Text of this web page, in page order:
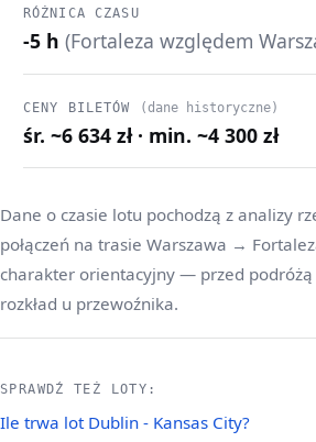
RÓŻNICA CZASU
-5 h (Fortaleza względem
CENY BILETÓW (dane historyczne)
śr. ~6 634 zł · min. ~4 300 zł
Dane o czasie lotu pochodzą z analizy
połączeń na trasie Warszawa →
charakter orientacyjny — przed
rozkład u przewoźnika.
SPRAWDŹ TEŻ LOTY:
Ile trwa lot Dublin - Kansas City?